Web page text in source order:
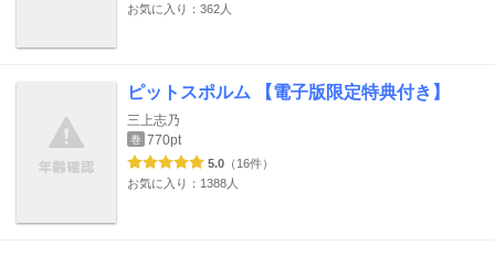
お気に入り：362人
ピットスポルム 【電子版限定特典付き】
三上志乃
巻 770pt
5.0 （16件）
お気に入り：1388人